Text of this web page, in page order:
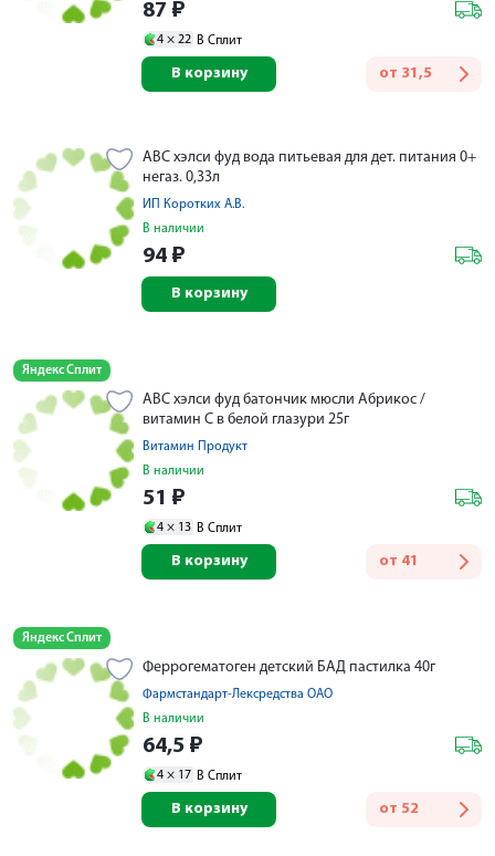
87 ₽
4 × 22 В Сплит
от 31,5
В корзину
АВС хэлси фуд вода питьевая для дет. питания 0+
негаз. 0,33л
ИП Коротких А.В.
В наличии
94 ₽
В корзину
Яндекс Сплит
АВС хэлси фуд батончик мюсли Абрикос /
витамин С в белой глазури 25г
Витамин Продукт
В наличии
51 ₽
4 × 13 В Сплит
от 41
В корзину
Яндекс Сплит
Феррогематоген детский БАД пастилка 40г
Фармстандарт-Лексредства ОАО
В наличии
64,5 ₽
4 × 17 В Сплит
от 52
В корзину